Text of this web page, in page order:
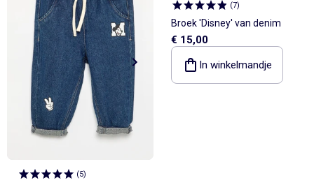
(5)
(7)
Broek 'Disney' van denim
€ 15,00
In winkelmandje